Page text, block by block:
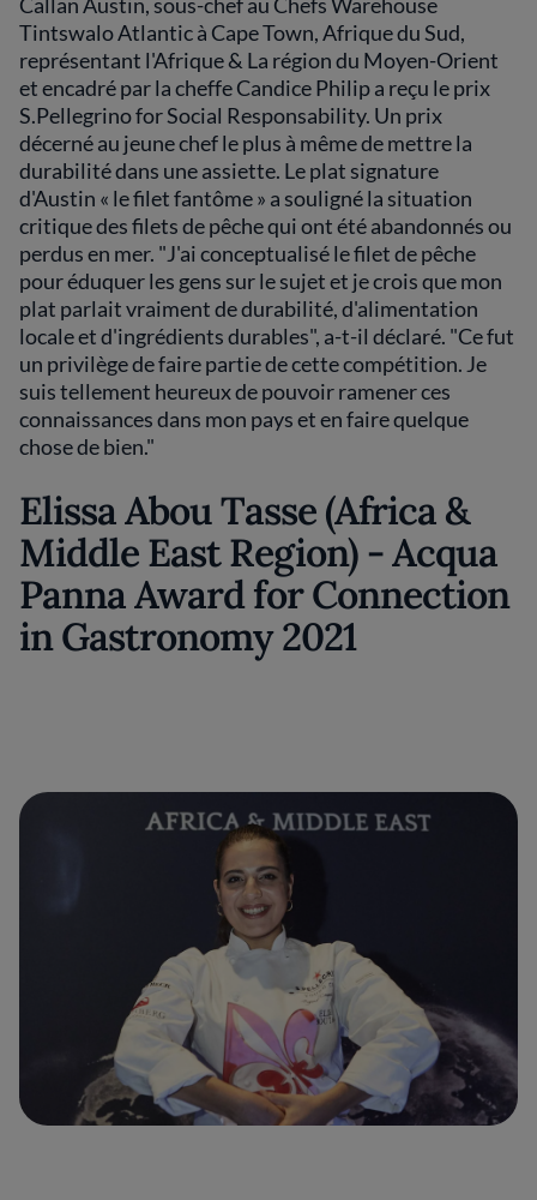
Tintswalo Atlantic à Cape Town, Afrique du Sud,
représentant l'Afrique & La région du Moyen-Orient
et encadré par la cheffe Candice Philip a reçu le prix
S.Pellegrino for Social Responsability. Un prix
décerné au jeune chef le plus à même de mettre la
durabilité dans une assiette. Le plat signature
d'Austin « le filet fantôme » a souligné la situation
critique des filets de pêche qui ont été abandonnés ou
perdus en mer. "J'ai conceptualisé le filet de pêche
pour éduquer les gens sur le sujet et je crois que mon
plat parlait vraiment de durabilité, d'alimentation
locale et d'ingrédients durables", a-t-il déclaré. "Ce fut
un privilège de faire partie de cette compétition. Je
suis tellement heureux de pouvoir ramener ces
connaissances dans mon pays et en faire quelque
chose de bien."
Elissa Abou Tasse (Africa &
Middle East Region) - Acqua
Panna Award for Connection
in Gastronomy 2021